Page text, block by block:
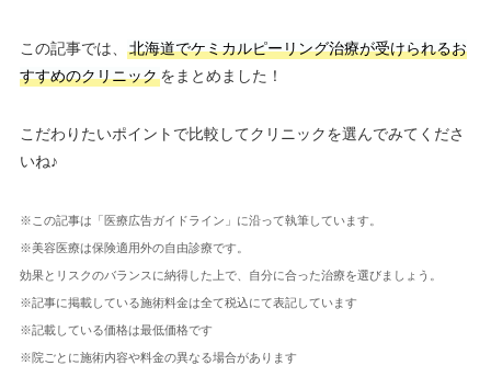
この記事では、
北海道でケミカルピーリング治療が受けられるお
すすめのクリニックをまとめました！
こだわりたいポイントで比較してクリニックを選んでみてくださ
いね♪
※この記事は「医療広告ガイドライン」に沿って執筆しています。
※美容医療は保険適用外の自由診療です。
効果とリスクのバランスに納得した上で、自分に合った治療を選びましょう。
※記事に掲載している施術料金は全て税込にて表記しています
※記載している価格は最低価格です
※院ごとに施術内容や料金の異なる場合があります